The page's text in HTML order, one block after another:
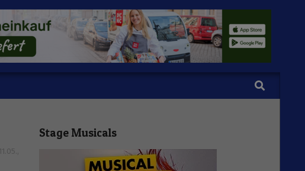
Search
11.05.
Stage Musicals